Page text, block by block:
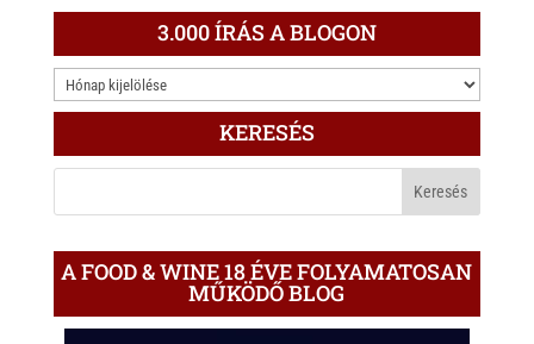
3.000 ÍRÁS A BLOGON
3.000
ÍRÁS
KERESÉS
A FOOD & WINE 18 ÉVE FOLYAMATOSAN
MŰKÖDŐ BLOG